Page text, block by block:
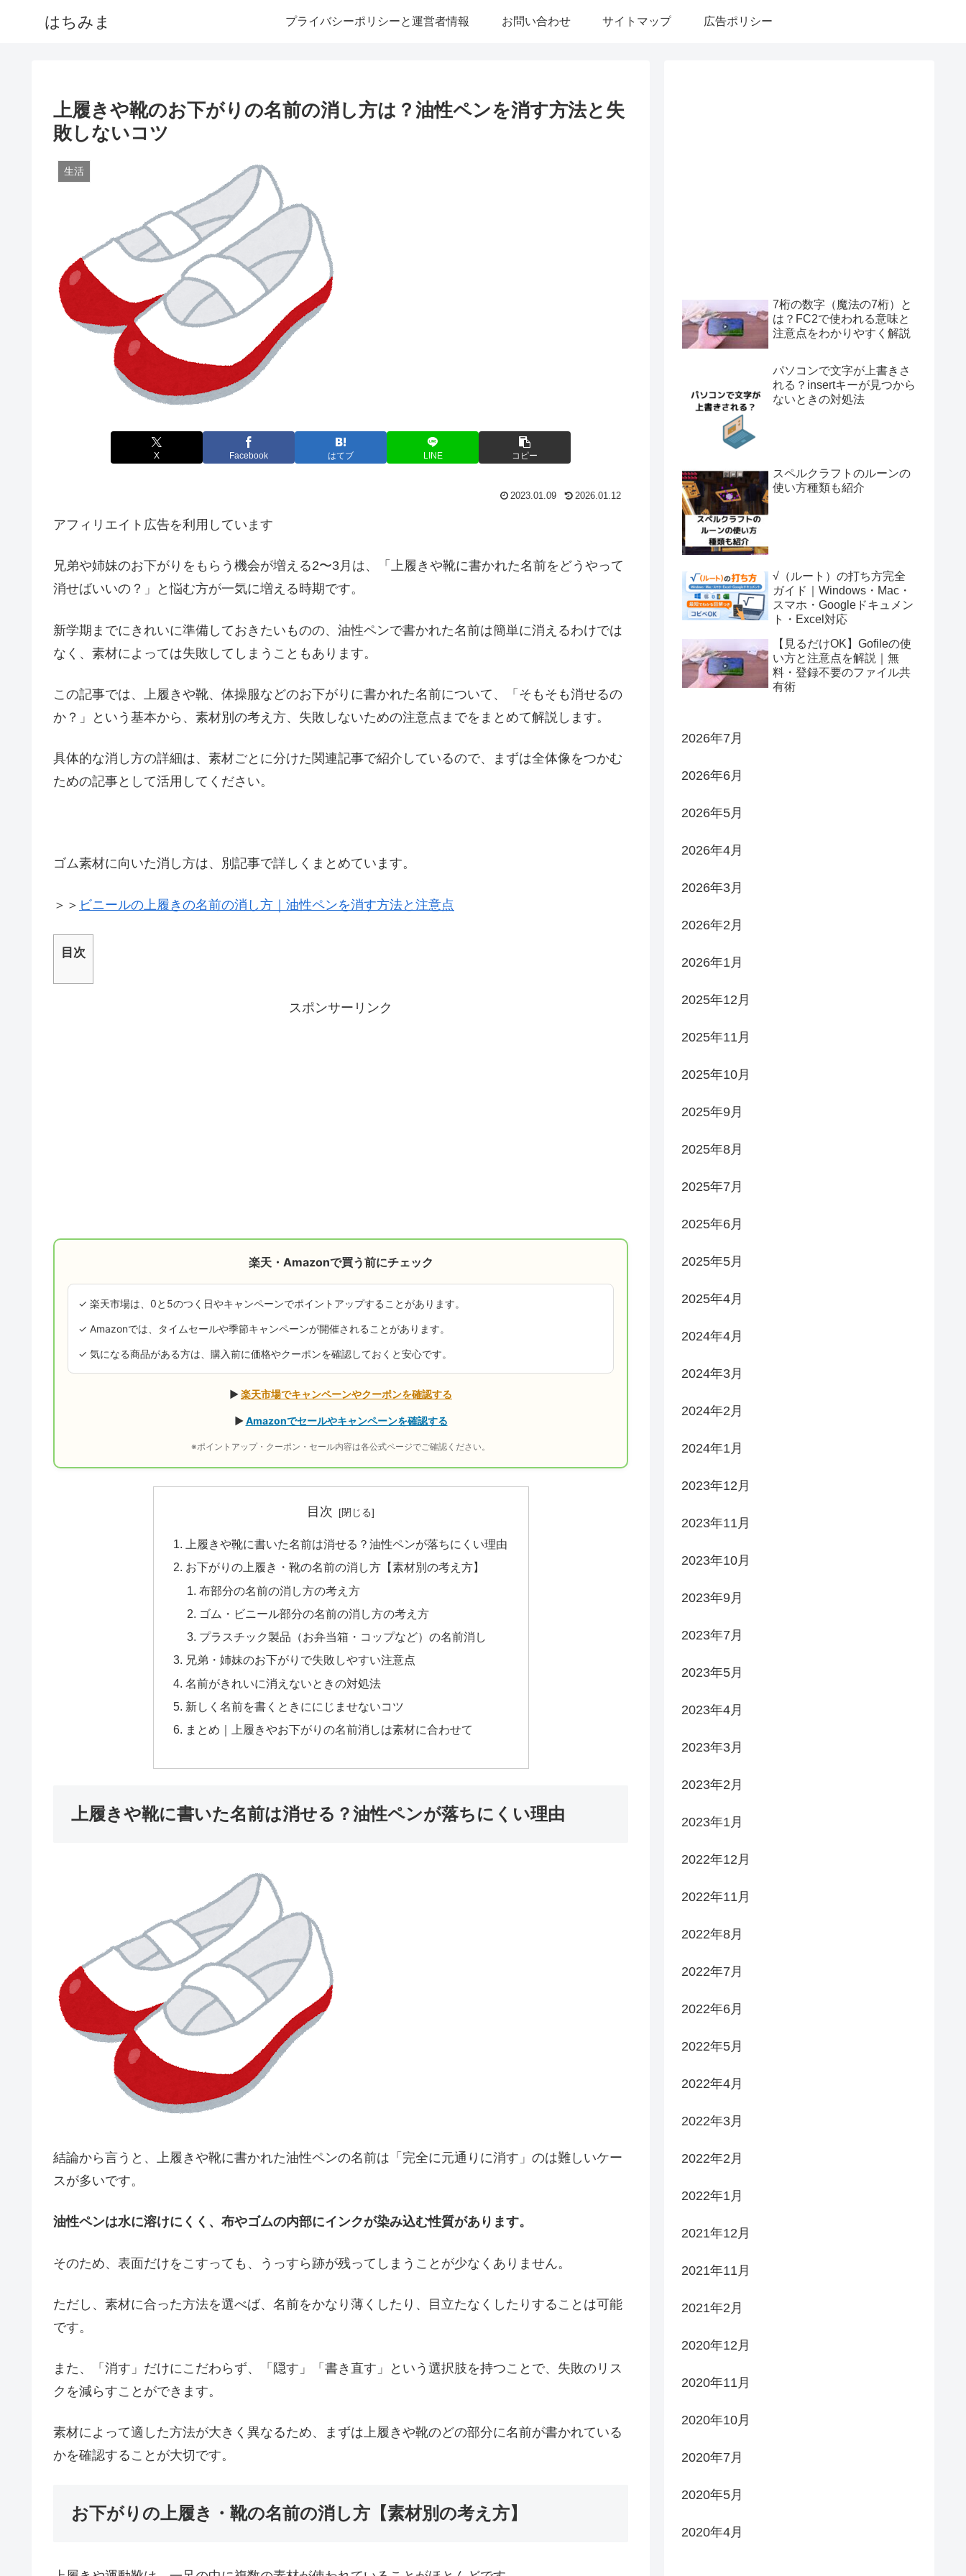
はちみま プライバシーポリシーと運営者情報 お問い合わせ サイトマップ 広告ポリシー
上履きや靴のお下がりの名前の消し方は？油性ペンを消す方法と失
敗しないコツ
生活
X Facebook はてブ LINE コピー
2023.01.09 2026.01.12
アフィリエイト広告を利用しています
兄弟や姉妹のお下がりをもらう機会が増える2〜3月は、「上履きや靴に書かれた名前をどうやって
消せばいいの？」と悩む方が一気に増える時期です。
新学期までにきれいに準備しておきたいものの、油性ペンで書かれた名前は簡単に消えるわけでは
なく、素材によっては失敗してしまうこともあります。
この記事では、上履きや靴、体操服などのお下がりに書かれた名前について、「そもそも消せるの
か？」という基本から、素材別の考え方、失敗しないための注意点までをまとめて解説します。
具体的な消し方の詳細は、素材ごとに分けた関連記事で紹介しているので、まずは全体像をつかむ
ための記事として活用してください。
ゴム素材に向いた消し方は、別記事で詳しくまとめています。
＞＞ ビニールの上履きの名前の消し方｜油性ペンを消す方法と注意点
目次
スポンサーリンク
楽天・Amazonで買う前にチェック
✓ 楽天市場は、0と5のつく日やキャンペーンでポイントアップすることがあります。
✓ Amazonでは、タイムセールや季節キャンペーンが開催されることがあります。
✓ 気になる商品がある方は、購入前に価格やクーポンを確認しておくと安心です。
▶楽天市場でキャンペーンやクーポンを確認する
▶Amazonでセールやキャンペーンを確認する
※ポイントアップ・クーポン・セール内容は各公式ページでご確認ください。
目次
上履きや靴に書いた名前は消せる？油性ペンが落ちにくい理由
お下がりの上履き・靴の名前の消し方【素材別の考え方】
布部分の名前の消し方の考え方
ゴム・ビニール部分の名前の消し方の考え方
プラスチック製品（お弁当箱・コップなど）の名前消し
兄弟・姉妹のお下がりで失敗しやすい注意点
名前がきれいに消えないときの対処法
新しく名前を書くときににじませないコツ
まとめ｜上履きやお下がりの名前消しは素材に合わせて
上履きや靴に書いた名前は消せる？油性ペンが落ちにくい理由
結論から言うと、上履きや靴に書かれた油性ペンの名前は「完全に元通りに消す」のは難しいケー
スが多いです。
油性ペンは水に溶けにくく、布やゴムの内部にインクが染み込む性質があります。
そのため、表面だけをこすっても、うっすら跡が残ってしまうことが少なくありません。
ただし、素材に合った方法を選べば、名前をかなり薄くしたり、目立たなくしたりすることは可能
です。
また、「消す」だけにこだわらず、「隠す」「書き直す」という選択肢を持つことで、失敗のリス
クを減らすことができます。
素材によって適した方法が大きく異なるため、まずは上履きや靴のどの部分に名前が書かれている
かを確認することが大切です。
お下がりの上履き・靴の名前の消し方【素材別の考え方】
7桁の数字（魔法の7桁）と
は？FC2で使われる意味と
注意点をわかりやすく解説
パソコンで文字が上書きさ
れる？insertキーが見つから
ないときの対処法
スペルクラフトのルーンの
使い方種類も紹介
√（ルート）の打ち方完全
ガイド｜Windows・Mac・
スマホ・Googleドキュメン
ト・Excel対応
【見るだけOK】Gofileの使
い方と注意点を解説｜無
料・登録不要のファイル共
有術
2026年7月
2026年6月
2026年5月
2026年4月
2026年3月
2026年2月
2026年1月
2025年12月
2025年11月
2025年10月
2025年9月
2025年8月
2025年7月
2025年6月
2025年5月
2025年4月
2024年4月
2024年3月
2024年2月
2024年1月
2023年12月
2023年11月
2023年10月
2023年9月
2023年7月
2023年5月
2023年4月
2023年3月
2023年2月
2023年1月
2022年12月
2022年11月
2022年8月
2022年7月
2022年6月
2022年5月
2022年4月
2022年3月
2022年2月
2022年1月
2021年12月
2021年11月
2021年2月
2020年12月
2020年11月
2020年10月
2020年7月
2020年5月
2020年4月